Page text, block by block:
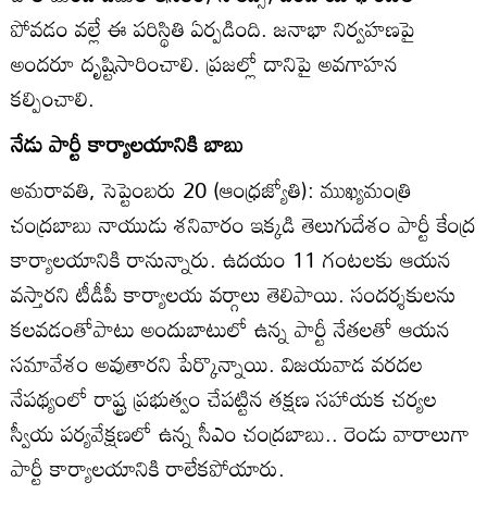
పోవడం వల్లే ఈ పరిస్థితి ఏర్పడింది. జనాభా నిర్వహణపై
అందరూ దృష్టిసారించాలి. ప్రజల్లో దానిపై అవగాహన
కల్పించాలి.
నేడు పార్టీ కార్యాలయానికి బాబు
అమరావతి, సెప్టెంబరు 20 (ఆంధ్రజ్యోతి): ముఖ్యమంత్రి
చంద్రబాబు నాయుడు శనివారం ఇక్కడి తెలుగుదేశం పార్టీ కేంద్ర
కార్యాలయానికి రానున్నారు. ఉదయం 11 గంటలకు ఆయన
వస్తారని టీడీపీ కార్యాలయ వర్గాలు తెలిపాయి. సందర్శకులను
కలవడంతోపాటు అందుబాటులో ఉన్న పార్టీ నేతలతో ఆయన
సమావేశం అవుతారని పేర్కొన్నాయి. విజయవాడ వరదల
నేపథ్యంలో రాష్ట్ర ప్రభుత్వం చేపట్టిన తక్షణ సహాయక చర్యల
స్వీయ పర్యవేక్షణలో ఉన్న సీఎం చంద్రబాబు.. రెండు వారాలుగా
పార్టీ కార్యాలయానికి రాలేకపోయారు.